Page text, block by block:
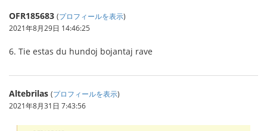
OFR185683 (プロフィールを表示)
2021年8月29日 14:46:25
6. Tie estas du hundoj bojantaj rave
Altebrilas (プロフィールを表示)
2021年8月31日 7:43:56